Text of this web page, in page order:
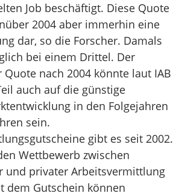
Job beschäftigt. Diese Quote
2004 aber immerhin eine
dar, so die Forscher. Damals
bei einem Drittel. Der
Quote nach 2004 könnte laut IAB
auch auf die günstige
in den Folgejahren
sein.
gibt es seit 2002.
Wettbewerb zwischen
und privater Arbeitsvermittlung
dem Gutschein können